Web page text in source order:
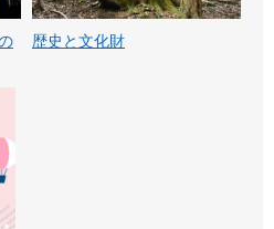
歴史と文化財